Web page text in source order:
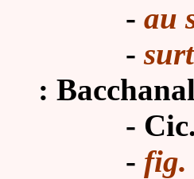
- au
-
:
-
- fig.